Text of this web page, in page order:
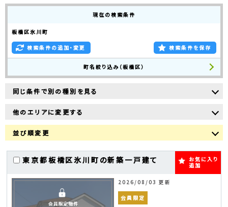
現在の検索条件
板橋区氷川町
検索条件の追加・変更 検索条件を保存
町名絞り込み（板橋区）
同じ条件で別の種別を見る
他のエリアに変更する
並び順変更
東京都板橋区氷川町の新築一戸建て
お気に入り
追加
2026/08/03 更新
会員限定